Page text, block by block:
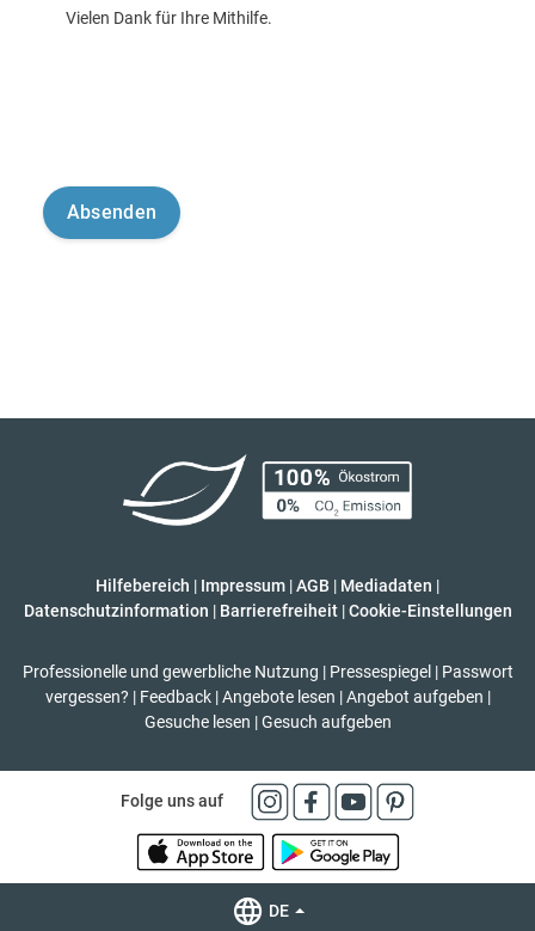
Vielen Dank für Ihre Mithilfe.
Hilfebereich | Impressum |AGB | Mediadaten |
Datenschutzinformation | Barrierefreiheit | Cookie-Einstellungen
Professionelle und gewerbliche Nutzung | Pressespiegel | Passwort
vergessen? | Feedback | Angebote lesen | Angebot aufgeben |
Gesuche lesen | Gesuch aufgeben
Folge uns auf
DE